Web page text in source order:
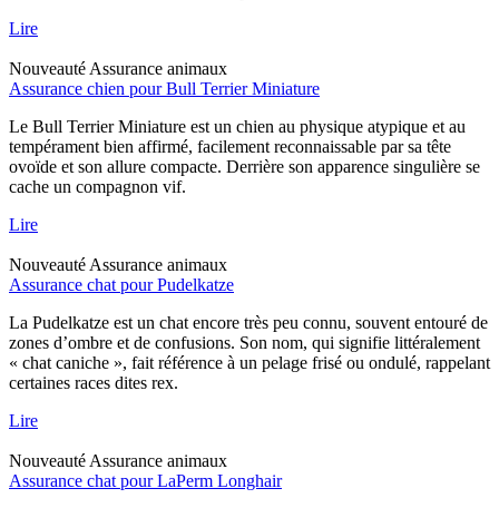
Lire
Nouveauté Assurance animaux
Assurance chien pour Bull Terrier Miniature
Le Bull Terrier Miniature est un chien au physique atypique et au
tempérament bien affirmé, facilement reconnaissable par sa tête
ovoïde et son allure compacte. Derrière son apparence singulière se
cache un compagnon vif.
Lire
Nouveauté Assurance animaux
Assurance chat pour Pudelkatze
La Pudelkatze est un chat encore très peu connu, souvent entouré de
zones d’ombre et de confusions. Son nom, qui signifie littéralement
« chat caniche », fait référence à un pelage frisé ou ondulé, rappelant
certaines races dites rex.
Lire
Nouveauté Assurance animaux
Assurance chat pour LaPerm Longhair